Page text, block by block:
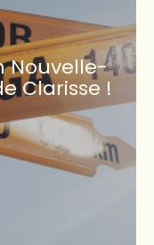
Nouvelle-
Clarisse !